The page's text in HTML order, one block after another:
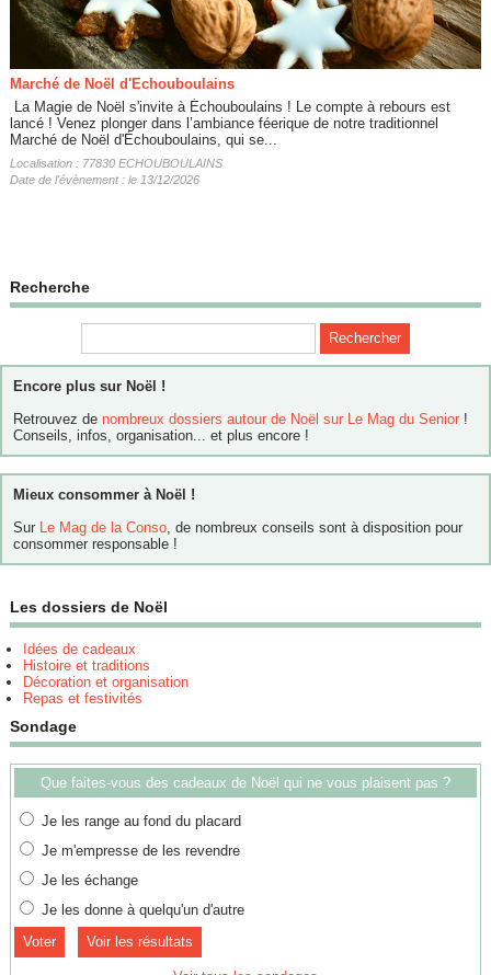
Marché de Noël d'Echouboulains
​ La Magie de Noël s'invite à Échouboulains ! ​Le compte à rebours est
lancé ! Venez plonger dans l’ambiance féerique de notre traditionnel
Marché de Noël d'Échouboulains, qui se...
Localisation : 77830 ECHOUBOULAINS
Date de l'évènement : le 13/12/2026
Recherche
Encore plus sur Noël !
Retrouvez de nombreux dossiers autour de Noël sur Le Mag du Senior !
Conseils, infos, organisation... et plus encore !
Mieux consommer à Noël !
Sur Le Mag de la Conso, de nombreux conseils sont à disposition pour
consommer responsable !
Les dossiers de Noël
Idées de cadeaux
Histoire et traditions
Décoration et organisation
Repas et festivités
Sondage
Que faites-vous des cadeaux de Noël qui ne vous plaisent pas ?
Je les range au fond du placard
Je m'empresse de les revendre
Je les échange
Je les donne à quelqu'un d'autre
Voir les résultats